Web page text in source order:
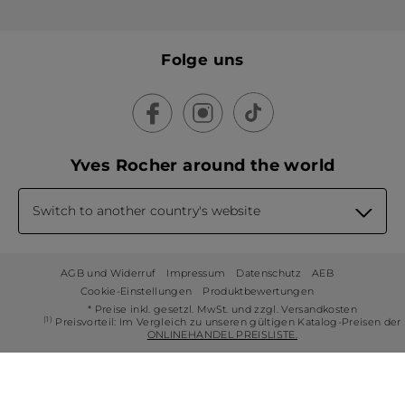
Folge uns
Yves Rocher around the world
Switch to another country's website
AGB und Widerruf Impressum Datenschutz
AEB
Cookie-Einstellungen
Produktbewertungen
* Preise inkl. gesetzl. MwSt. und zzgl. Versandkosten
(1) Preisvorteil: Im Vergleich zu unseren gültigen Katalog-Preisen der
ONLINEHANDEL PREISLISTE.